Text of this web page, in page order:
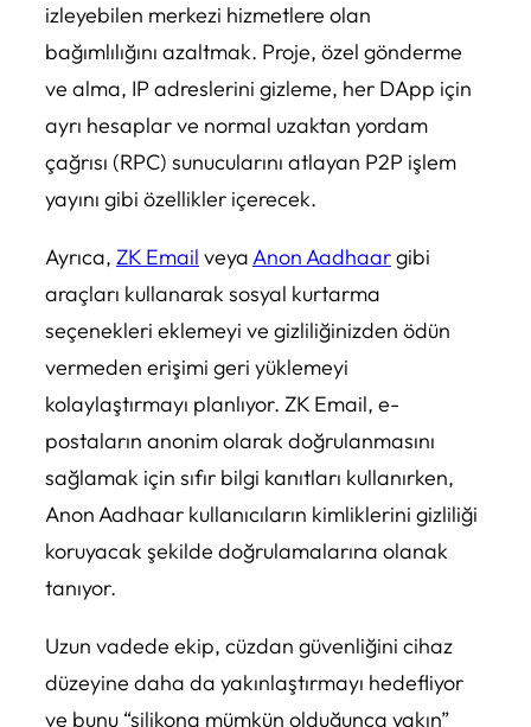
izleyebilen merkezi hizmetlere olan
bağımlılığını azaltmak. Proje, özel gönderme
ve alma, IP adreslerini gizleme, her DApp için
ayrı hesaplar ve normal uzaktan yordam
çağrısı (RPC) sunucularını atlayan P2P işlem
yayını gibi özellikler içerecek.
Ayrıca, ZK Email veyaAnon Aadhaargibi
araçları kullanarak sosyal kurtarma
seçenekleri eklemeyi ve gizliliğinizden ödün
vermeden erişimi geri yüklemeyi
kolaylaştırmayı planlıyor. ZK Email, e-
postaların anonim olarak doğrulanmasını
sağlamak için sıfır bilgi kanıtları kullanırken,
Anon Aadhaar kullanıcıların kimliklerini gizliliği
koruyacak şekilde doğrulamalarına olanak
tanıyor.
Uzun vadede ekip, cüzdan güvenliğini cihaz
düzeyine daha da yakınlaştırmayı hedefliyor
ve bunu “silikona mümkün olduğunca yakın”